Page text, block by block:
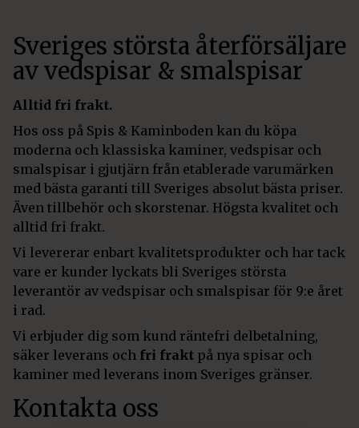
Sveriges största återförsäljare
av vedspisar & smalspisar
Alltid fri frakt.
Hos oss på Spis & Kaminboden kan du köpa
moderna och klassiska kaminer, vedspisar och
smalspisar i gjutjärn från etablerade varumärken
med bästa garanti till Sveriges absolut bästa priser.
Även tillbehör och skorstenar. Högsta kvalitet och
alltid fri frakt.
Vi levererar enbart kvalitetsprodukter och har tack
vare er kunder lyckats bli Sveriges största
leverantör av vedspisar och smalspisar för 9:e året
i rad.
Vi erbjuder dig som kund räntefri delbetalning,
säker leverans och fri frakt på nya spisar och
kaminer med leverans inom Sveriges gränser.
Kontakta oss